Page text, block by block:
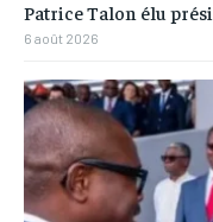
Patrice Talon élu
6 août 2026